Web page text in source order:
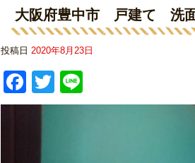
大阪府豊中市 戸建て 洗
投稿日 2020年8月23日
Facebook
Twitter